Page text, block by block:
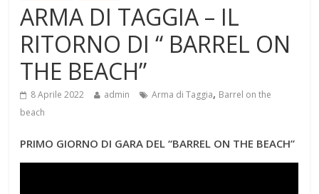
ARMA DI TAGGIA – IL
RITORNO DI “ BARREL ON
THE BEACH”
8 Aprile 2022 admin Arma di Taggia, Barrel on the
beach
PRIMO GIORNO DI GARA DEL “BARREL ON THE BEACH”